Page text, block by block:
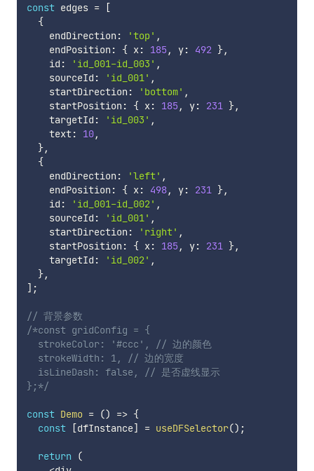
const edges =
[
{
    endDirection
: 'top' ,
    endPosition
: { x: 185, y: 492 },
    id
: 'id_001-id_003' ,
    sourceId
: 'id_001' ,
    startDirection
: 'bottom' ,
    startPosition
: { x: 185, y: 231 },
    targetId
: 'id_003' ,
    text
: 10,
},
{
    endDirection
: 'left' ,
    endPosition
: { x: 498, y: 231 },
    id
: 'id_001-id_002' ,
    sourceId
: 'id_001' ,
    startDirection
: 'right' ,
    startPosition
: { x: 185, y: 231 },
    targetId
: 'id_002' ,
},
] ;
// 背景参数
/*const gridConfig = {
  strokeColor: '#ccc', // 边的颜色
  strokeWidth: 1, // 边的宽度
  isLineDash: false, // 是否虚线显示
};*/
const Demo = () => {
const
[dfInstance] = useDFSelector() ;
return
(